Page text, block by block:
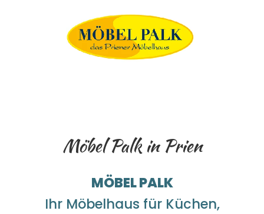
Möbel Palk in Prien
MÖBEL PALK
Ihr Möbelhaus für Küchen,